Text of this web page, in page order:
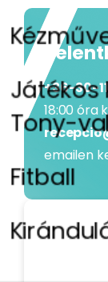
Játékos
Tony-
Fitball
+36-30-
18:00 óra
emailen